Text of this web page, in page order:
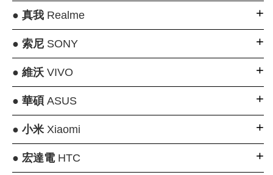
● 真我Realme
● 索尼SONY
● 維沃VIVO
● 華碩 ASUS
● 小米Xiaomi
● 宏達電HTC